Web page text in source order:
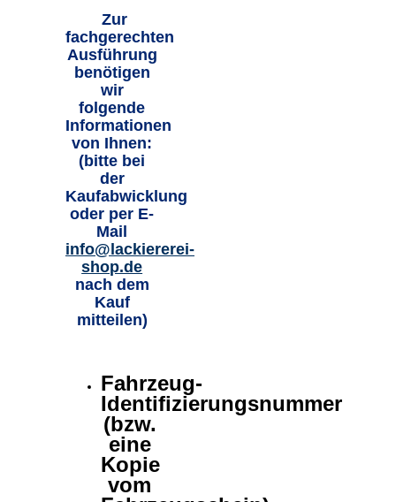
Zur
fachgerechten
Ausführung
benötigen
wir
folgende
Informationen
von Ihnen:
(bitte bei
der
Kaufabwicklung
oder per E-
Mail
info@lackiererei-
shop.de
nach dem
Kauf
mitteilen)
Fahrzeug-
Identifizierungsnummer
(bzw.
eine
Kopie
vom